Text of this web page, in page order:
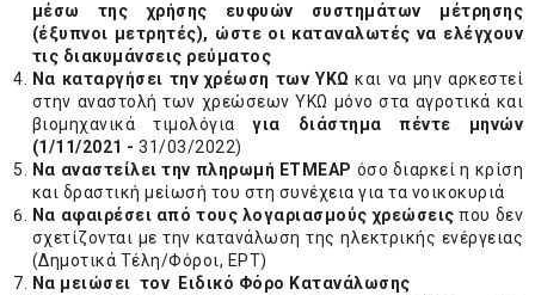
μέσω της χρήσης ευφυών συστημάτων μέτρησης
(έξυπνοι μετρητές), ώστε οι καταναλωτές να ελέγχουν
τις διακυμάνσεις ρεύματος
Να καταργήσει την χρέωση των ΥΚΩ και να μην αρκεστεί
στην αναστολή των χρεώσεων ΥΚΩ μόνο στα αγροτικά και
βιομηχανικά τιμολόγιαγια διάστημα πέντε μηνών
(1/11/2021 - 31/03/2022)
Να αναστείλει την πληρωμή ΕΤΜΕΑΡ όσο διαρκεί η κρίση
και δραστική μείωσή του στη συνέχεια για τα νοικοκυριά
Να αφαιρέσει από τους λογαριασμούς χρεώσεις που δεν
σχετίζονται με την κατανάλωση της ηλεκτρικής ενέργειας
(Δημοτικά Τέλη/Φόροι, ΕΡΤ)
Να μειώσει τον
Ειδικό Φόρο Κατανάλωσης